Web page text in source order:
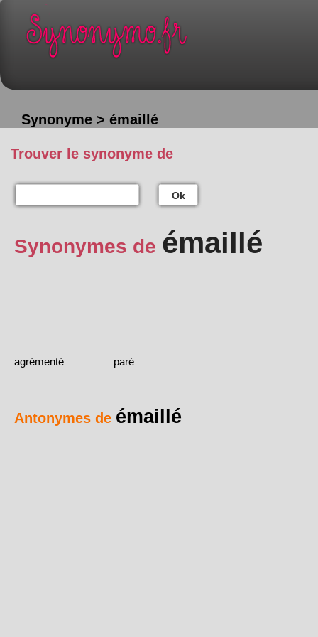
Synonyme > émaillé
Trouver le synonyme de
Ok
Synonymes de émaillé
agrémenté paré
Antonymes de émaillé